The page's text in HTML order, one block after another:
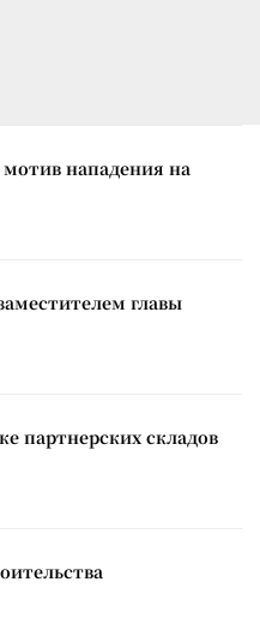
нападения на
главы
партнерских складов